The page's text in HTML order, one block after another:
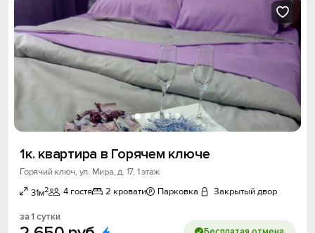
1к. квартира в Горячем ключе
Горячий ключ, ул. Мира, д. 17, 1 этаж
31м2 4 гостя 2 кровати Парковка Закрытый двор
за 1 сутки